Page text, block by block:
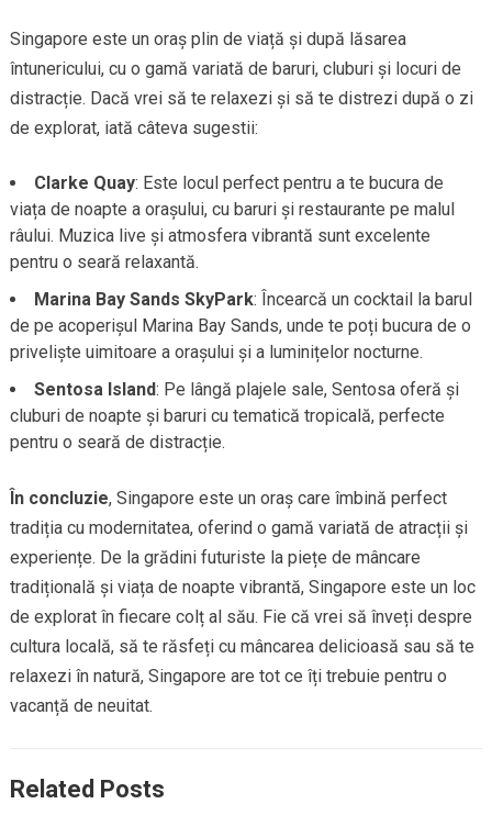
Singapore este un oraș plin de viață și după lăsarea
întunericului, cu o gamă variată de baruri, cluburi și locuri de
distracție. Dacă vrei să te relaxezi și să te distrezi după o zi
de explorat, iată câteva sugestii:
Clarke Quay: Este locul perfect pentru a te bucura de
viața de noapte a orașului, cu baruri și restaurante pe malul
râului. Muzica live și atmosfera vibrantă sunt excelente
pentru o seară relaxantă.
Marina Bay Sands SkyPark: Încearcă un cocktail la barul
de pe acoperișul Marina Bay Sands, unde te poți bucura de o
priveliște uimitoare a orașului și a luminițelor nocturne.
Sentosa Island: Pe lângă plajele sale, Sentosa oferă și
cluburi de noapte și baruri cu tematică tropicală, perfecte
pentru o seară de distracție.
În concluzie, Singapore este un oraș care îmbină perfect
tradiția cu modernitatea, oferind o gamă variată de atracții și
experiențe. De la grădini futuriste la piețe de mâncare
tradițională și viața de noapte vibrantă, Singapore este un loc
de explorat în fiecare colț al său. Fie că vrei să înveți despre
cultura locală, să te răsfeți cu mâncarea delicioasă sau să te
relaxezi în natură, Singapore are tot ce îți trebuie pentru o
vacanță de neuitat.
Related Posts